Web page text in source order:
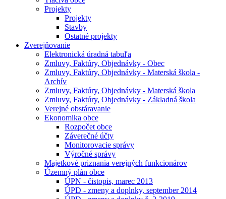
Projekty
Projekty
Stavby
Ostatné projekty
Zverejňovanie
Elektronická úradná tabuľa
Zmluvy, Faktúry, Objednávky - Obec
Zmluvy, Faktúry, Objednávky - Materská škola -
Archív
Zmluvy, Faktúry, Objednávky - Materská škola
Zmluvy, Faktúry, Objednávky - Základná škola
Verejné obstáravanie
Ekonomika obce
Rozpočet obce
Záverečné účty
Monitorovacie správy
Výročné správy
Majetkové priznania verejných funkcionárov
Územný plán obce
ÚPN - čistopis, marec 2013
ÚPD - zmeny a doplnky, september 2014